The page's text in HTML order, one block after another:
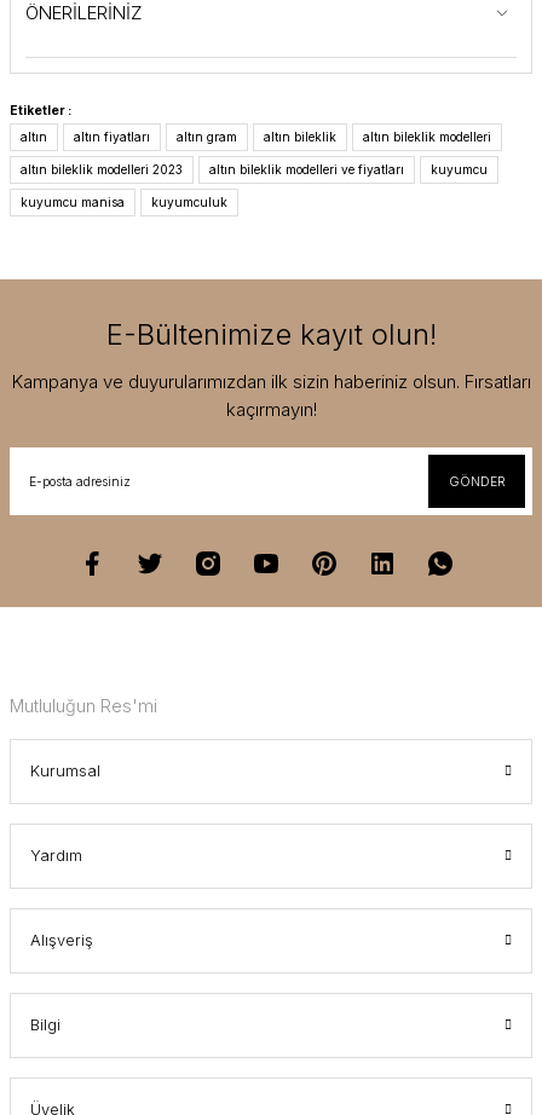
ÖNERİLERİNİZ
Etiketler :
altın
altın fiyatları altın gram altın bileklik altın bileklik modelleri
altın bileklik modelleri 2023 altın bileklik modelleri ve fiyatları kuyumcu
kuyumcu manisa kuyumculuk
E-Bültenimize kayıt olun!
Kampanya ve duyurularımızdan ilk sizin haberiniz olsun. Fırsatları
kaçırmayın!
GÖNDER
Mutluluğun Res'mi
Kurumsal
Yardım
Alışveriş
Bilgi
Üyelik